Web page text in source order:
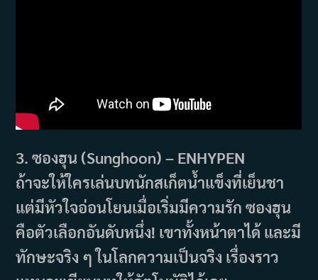
3. ซองฮุน (Sunghoon) – ENHYPEN
ถ้าจะให้ใครเล่นบทนักสเก็ตน้ำแข็งที่เย็นชา
แต่มีหัวใจอ่อนโยนเมื่อเริ่มมีความรัก ซองฮุน
คือตัวเลือกอันดับหนึ่ง! เขาทั้งหน้าตาได้ และมี
ทักษะจริง ๆ ในโลกความเป็นจริง เรื่องราว